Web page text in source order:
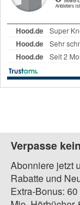
Verpasse
Abonniere jetzt
Rabatte und
Extra-Bonus: